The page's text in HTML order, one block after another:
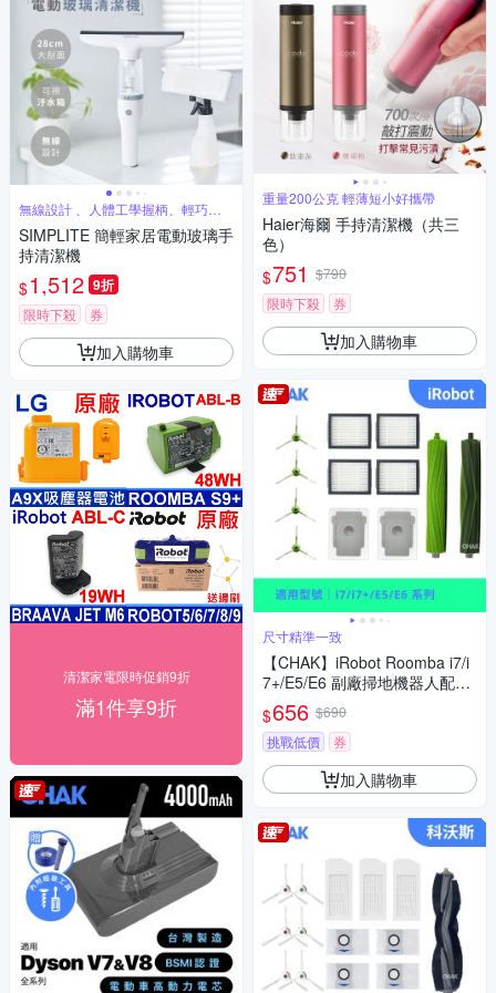
無線設計 、人體工學握柄、輕巧不
占空間
SIMPLITE 簡輕家居電動玻璃手
持清潔機
$1,512 9折
限時下殺 券
加入購物車
清潔家電限時促銷9折
滿1件享9折
重量200公克 輕薄短小好攜帶
Haier海爾 手持清潔機（共三
色）
$751 $790
限時下殺
券
加入購物車
尺寸精準一致
【CHAK】iRobot Roomba i7/i
7+/E5/E6 副廠掃地機器人配件
耗材超值組(主刷x1 邊刷x4 濾
網x4 集塵袋x2)
$656 $690
挑戰低價
券
加入購物車